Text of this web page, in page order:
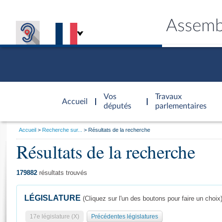
Accueil
d'accueil
Vos
députés
Travaux
parlementaires
Général
Vous
Accueil Recherche sur... Résultats de la recherche
Résultats de la recherche
179882 résultats trouvés
LÉGISLATURE (Cliquez sur l'un des boutons pour faire un choix)
17e législature (X) Précédentes législatures